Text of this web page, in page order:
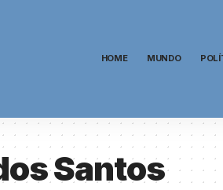
HOME MUNDO
Santos